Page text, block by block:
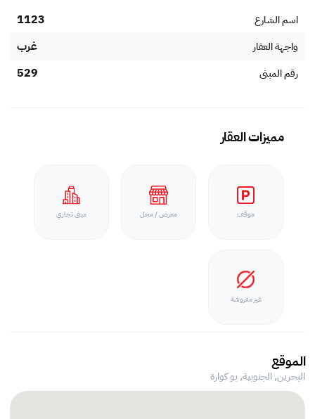
اسم الشارع 1123
واجهة العقار غرب
رقم المبنى 529
مميزات العقار
موقف معرض / محل مبنى تجاري
غير مفروشة
الموقع
البحرين, الجنوبية, بو كوارة